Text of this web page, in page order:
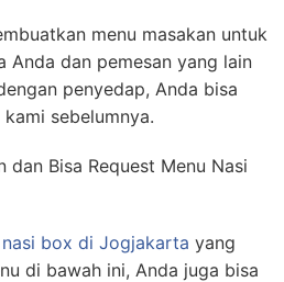
menu masakan untuk
Anda dan pemesan yang lain
penyedap, Anda bisa
sebelumnya.
dan Bisa Request Menu Nasi
nasi box di Jogjakarta yang
di bawah ini, Anda juga bisa